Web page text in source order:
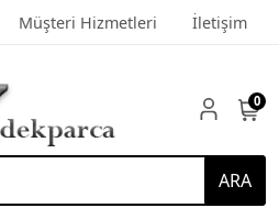
Müşteri Hizmetleri İletişim
ARA
0